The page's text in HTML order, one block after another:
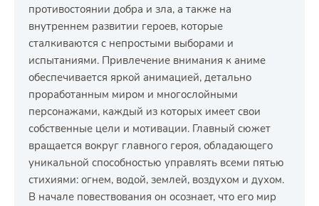
противостоянии добра и зла, а также на
внутреннем развитии героев, которые
сталкиваются с непростыми выборами и
испытаниями. Привлечение внимания к аниме
обеспечивается яркой анимацией, детально
проработанным миром и многослойными
персонажами, каждый из которых имеет свои
собственные цели и мотивации. Главный сюжет
вращается вокруг главного героя, обладающего
уникальной способностью управлять всеми пятью
стихиями: огнем, водой, землей, воздухом и духом.
В начале повествования он осознает, что его мир